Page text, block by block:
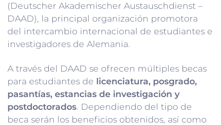
(Deutscher Akademischer Austauschdienst –
DAAD), la principal organización promotora
del intercambio internacional de estudiantes e
investigadores de Alemania.
A través del DAAD se ofrecen múltiples becas
para estudiantes de licenciatura, posgrado,
pasantías, estancias de investigación y
postdoctorados. Dependiendo del tipo de
beca serán los beneficios obtenidos, así como